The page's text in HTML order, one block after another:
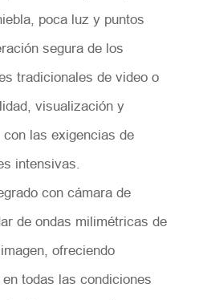
poca luz y puntos
segura de los
tradicionales de video o
visualización y
las exigencias de
intensivas.
con cámara de
de ondas milimétricas de
ofreciendo
todas las condiciones